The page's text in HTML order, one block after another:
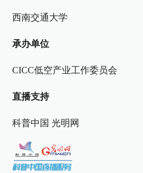
西南交通大学
承办单位
CICC低空产业工作委员会
直播支持
科普中国 光明网